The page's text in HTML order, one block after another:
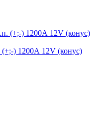
) 1200А 12V (конус)